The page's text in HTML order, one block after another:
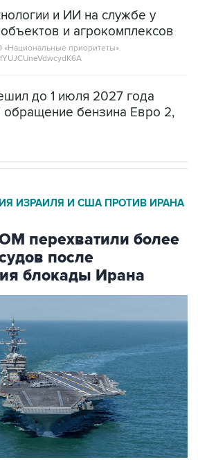
приоритеты».
до 1 июля 2027 года
перехватили более
после
блокады Ирана
INTERFAX.RU -